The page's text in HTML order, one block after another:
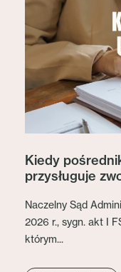
Kiedy
przysługuje
Naczelny Sąd
2026 r., sygn. akt I
którym...